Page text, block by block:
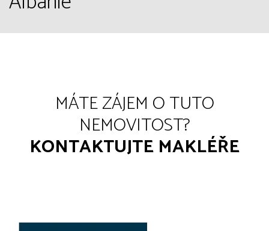
MÁTE ZÁJEM O TUTO
NEMOVITOST?
KONTAKTUJTE MAKLÉŘE